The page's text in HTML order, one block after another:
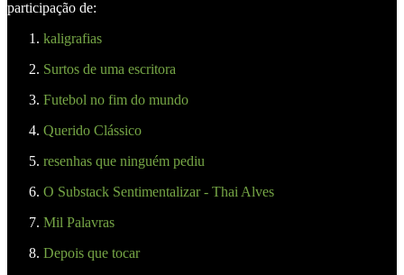
participação de:
kaligrafias
Surtos de uma escritora
Futebol no fim do mundo
Querido Clássico
resenhas que ninguém pediu
O Substack Sentimentalizar - Thai Alves
Mil Palavras
Depois que tocar